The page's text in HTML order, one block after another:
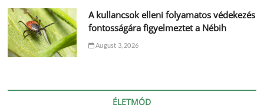
A kullancsok elleni folyamatos védekezés
fontosságára figyelmeztet a Nébih
August 3, 2026
ÉLETMÓD